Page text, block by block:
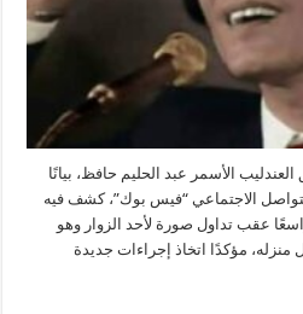
شبانة
يكشف
إجراءات
لتنظيم
زيارة
منزل
حافظ
مغلقة
الأسمر عبد الحليم حافظ، بيانًا
الاجتماعي “فيس بوك”، كشف فيه
عقب تداول صورة لأحد الزوار وهو
مؤكدًا اتخاذ إجراءات جديدة